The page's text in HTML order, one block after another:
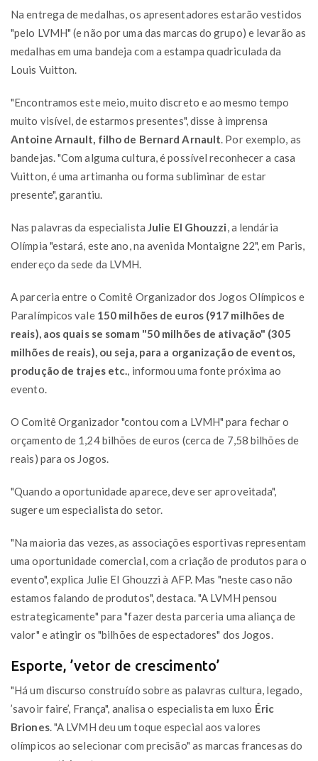
Na entrega de medalhas, os apresentadores estarão vestidos
"pelo LVMH" (e não por uma das marcas do grupo) e levarão as
medalhas em uma bandeja com a estampa quadriculada da
Louis Vuitton.
"Encontramos este meio, muito discreto e ao mesmo tempo
muito visível, de estarmos presentes", disse à imprensa
Antoine Arnault, filho de Bernard Arnault . Por exemplo, as
bandejas. "Com alguma cultura, é possível reconhecer a casa
Vuitton, é uma artimanha ou forma subliminar de estar
presente", garantiu.
Nas palavras da especialista Julie El Ghouzzi , a lendária
Olímpia "estará, este ano, na avenida Montaigne 22", em Paris,
endereço da sede da LVMH.
A parceria entre o Comitê Organizador dos Jogos Olímpicos e
Paralímpicos vale 150 milhões de euros (917 milhões de
reais), aos quais se somam "50 milhões de ativação" (305
milhões de reais), ou seja, para a organização de eventos,
produção de trajes etc.
, informou uma fonte próxima ao
evento.
O Comitê Organizador "contou com a LVMH" para fechar o
orçamento de 1,24 bilhões de euros (cerca de 7,58 bilhões de
reais) para os Jogos.
"Quando a oportunidade aparece, deve ser aproveitada",
sugere um especialista do setor.
"Na maioria das vezes, as associações esportivas representam
uma oportunidade comercial, com a criação de produtos para o
evento", explica Julie El Ghouzzi à AFP. Mas "neste caso não
estamos falando de produtos", destaca. "A LVMH pensou
estrategicamente" para "fazer desta parceria uma aliança de
valor" e atingir os "bilhões de espectadores" dos Jogos.
Esporte, ’vetor de crescimento’
"Há um discurso construído sobre as palavras cultura, legado,
’savoir faire’, França", analisa o especialista em luxo Éric
Briones. "A LVMH deu um toque especial aos valores
olímpicos ao selecionar com precisão" as marcas francesas do